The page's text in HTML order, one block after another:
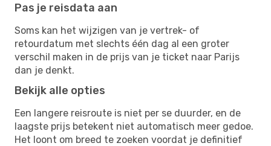
Pas je reisdata aan
Soms kan het wijzigen van je vertrek- of
retourdatum met slechts één dag al een groter
verschil maken in de prijs van je ticket naar Parijs
dan je denkt.
Bekijk alle opties
Een langere reisroute is niet per se duurder, en de
laagste prijs betekent niet automatisch meer gedoe.
Het loont om breed te zoeken voordat je definitief